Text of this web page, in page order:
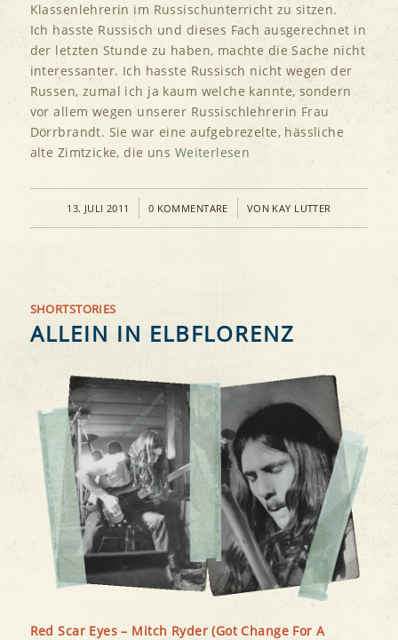
Klassenlehrerin im Russischunterricht zu sitzen.
Ich hasste Russisch und dieses Fach ausgerechnet in
der letzten Stunde zu haben, machte die Sache nicht
interessanter. Ich hasste Russisch nicht wegen der
Russen, zumal ich ja kaum welche kannte, sondern
vor allem wegen unserer Russischlehrerin Frau
Dörrbrandt. Sie war eine aufgebrezelte, hässliche
alte Zimtzicke, die uns Weiterlesen
13. JULI 2011
/ 0 KOMMENTARE
/ VON KAY LUTTER
SHORTSTORIES
ALLEIN IN ELBFLORENZ
Red Scar Eyes – Mitch Ryder (Got Change For A